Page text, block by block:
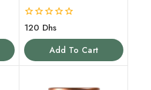
0
of
5
120 Dhs
Add To Cart